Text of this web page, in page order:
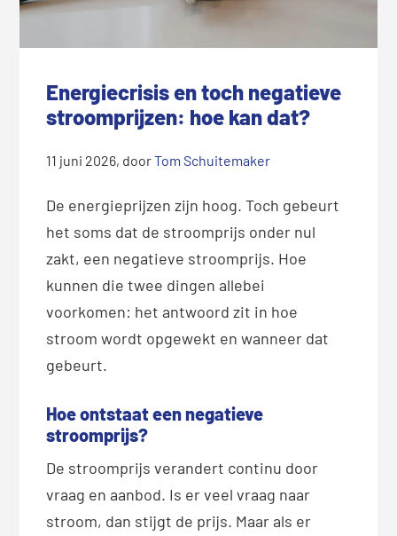
Energiecrisis en toch negatieve
stroomprijzen: hoe kan dat?
11 juni 2026, doorTom Schuitemaker
De energieprijzen zijn hoog.Toch gebeurt
het soms dat de stroomprijs onder nul
zakt, een negatieve stroomprijs. Hoe
kunnen die twee dingen allebei
voorkomen: het antwoord zit in hoe
stroom wordt opgewekt en wanneer dat
gebeurt.
Hoe ontstaat een negatieve
stroomprijs?
De stroomprijs verandert continu door
vraag en aanbod. Is er veel vraag naar
stroom, dan stijgt de prijs. Maar als er